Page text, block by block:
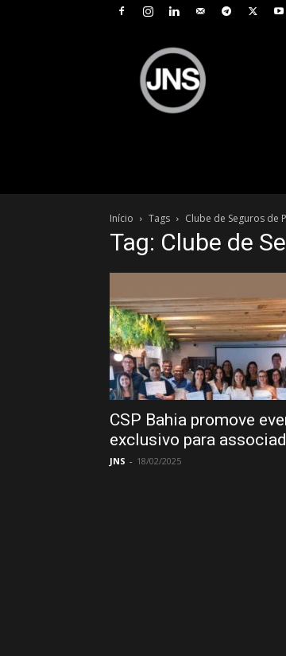
Início Tags Clube de Seguros de
Tag: Clube de
CSP Bahia promove
exclusivo para
JNS - 18/02/2025